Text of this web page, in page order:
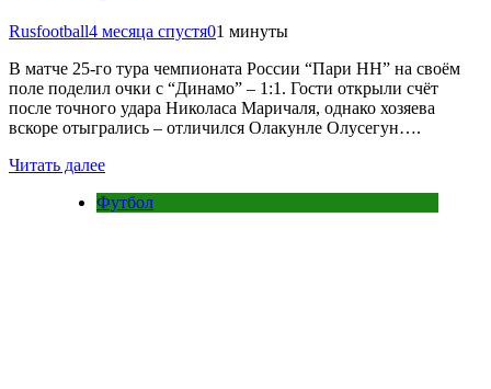
Rusfootball4 месяца спустя01 минуты
В матче 25-го тура чемпионата России “Пари НН” на своём
поле поделил очки с “Динамо” – 1:1. Гости открыли счёт
после точного удара Николаса Маричаля, однако хозяева
вскоре отыгрались – отличился Олакунле Олусегун….
Читать далее
Футбол